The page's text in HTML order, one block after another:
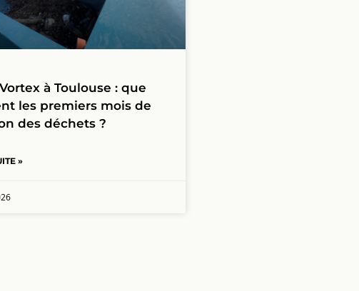
à Toulouse : que
les premiers mois de
des déchets ?
»